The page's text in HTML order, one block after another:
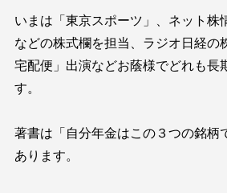
いまは「東京スポーツ」、ネット株
などの株式欄を担当、ラジオ日経の
宅配便」出演などお蔭様でどれも長
す。
著書は「自分年金はこの３つの銘柄
あります。